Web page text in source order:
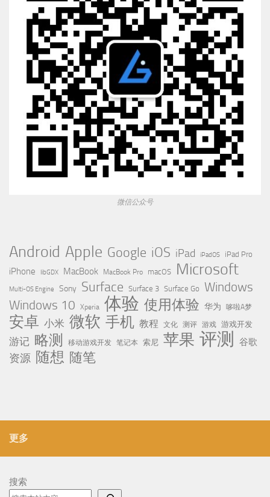
微信公众号
Android Apple Google iOS iPad iPadOS iPad Pro
iPhone libGDX MacBook MacBook Pro macOS Microsoft
Multi-OS Engine Sony Surface Surface 3 Surface Go Windows
Windows 10 Xperia 体验 使用体验 华为 哆啦A梦
安卓 小米 微软 手机 教程 文化 测评 游戏 游戏开发
游记 略测 移动游戏开发 笔记本 索尼 苹果 评测 谷歌
资源 随想 随笔
更多
搜索